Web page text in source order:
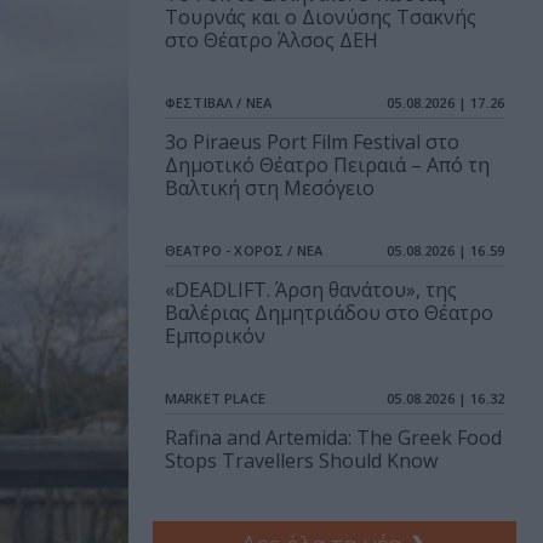
Τουρνάς και ο Διονύσης Τσακνής
στο Θέατρο Άλσος ΔΕΗ
ΦΕΣΤΙΒΑΛ / ΝΕΑ 05.08.2026 | 17.26
3o Piraeus Port Film Festival στο
Δημοτικό Θέατρο Πειραιά – Από τη
Βαλτική στη Μεσόγειο
ΘΕΑΤΡΟ - ΧΟΡΟΣ / ΝΕΑ 05.08.2026 | 16.59
«DEADLIFT. Άρση θανάτου», της
Βαλέριας Δημητριάδου στο Θέατρο
Εμπορικόν
MARKET PLACE 05.08.2026 | 16.32
Rafina and Artemida: The Greek Food
Stops Travellers Should Know